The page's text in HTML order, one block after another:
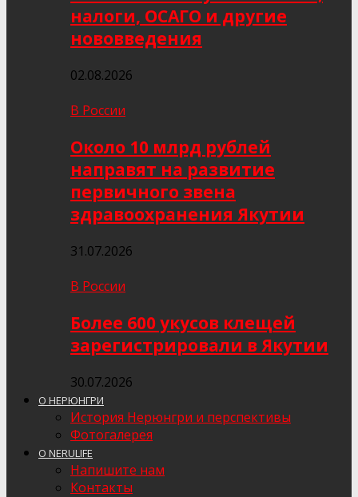
налоги, ОСАГО и другие
нововведения
02.08.2026
В России
Около 10 млрд рублей
направят на развитие
первичного звена
здравоохранения Якутии
31.07.2026
В России
Более 600 укусов клещей
зарегистрировали в Якутии
30.07.2026
О НЕРЮНГРИ
История Нерюнгри и перспективы
Фотогалерея
О NERULIFE
Напишите нам
Контакты